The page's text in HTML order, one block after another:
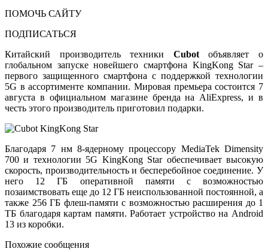
ПОМОЧЬ САЙТУ
ПОДПИСАТЬСЯ
Китайский производитель техники Cubotобъявляет о
глобальном запуске новейшего смартфона KingKong Star –
первого защищенного смартфона с поддержкой технологии
5G в ассортименте компании. Мировая премьера состоится 7
августа в официальном магазине бренда на AliExpress, и в
честь этого производитель приготовил подарки.
Благодаря 7 нм 8-ядерному процессору MediaTek Dimensity
700 и технологии 5G KingKong Star обеспечивает высокую
скорость, производительность и бесперебойное соединение. У
него 12 ГБ оперативной памяти с возможностью
позаимствовать еще до 12 ГБ неиспользованной постоянной, а
также 256 ГБ флеш-памяти с возможностью расширения до 1
ТБ благодаря картам памяти. Работает устройство на Android
13 из коробки.
Похожие сообщения